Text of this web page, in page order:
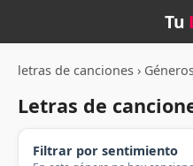
Tu
letras de canciones ›
Letras de
Filtrar por sentimiento